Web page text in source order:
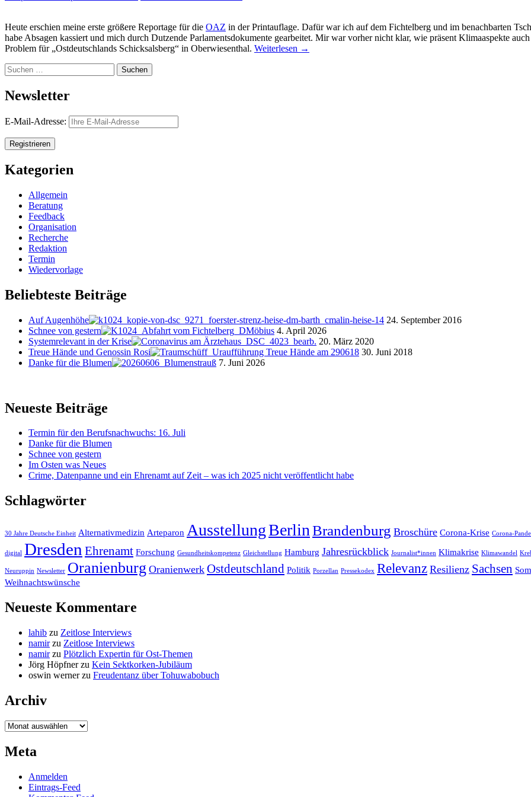
Heute erschien meine erste größere Reportage für die OAZ in der Printauflage. Dafür war ich auf dem Fichtelberg und im benachbarten
habe Absagen kassiert und mich durch Dutzende Parlamentsdokumente gearbeitet. Mir war vorher nicht klar, wie präsent Klimaaspekte
Problem für „Ostdeutschlands Schicksalsberg“ in Oberwiesenthal. Weiterlesen →
Suchen
nach:
Newsletter
E-Mail-Adresse:
Kategorien
Allgemein
Beratung
Feedback
Organisation
Recherche
Redaktion
Termin
Wiedervorlage
Beliebteste Beiträge
Auf Augenhöhe
24. September 2016
Schnee von gestern
4. April 2026
Systemrelevant in der Krise
20. März 2020
Treue Hände und Genossin Rosi
30. Juni 2018
Danke für die Blumen
7. Juni 2026
Neueste Beiträge
Termin für den Berufsnachwuchs: 16. Juli
Danke für die Blumen
Schnee von gestern
Im Osten was Neues
Crime, Datenpanne und ein Ehrenamt auf Zeit – was ich 2025 nicht veröffentlicht habe
Schlagwörter
30 Jahre Deutsche Einheit Alternativmedizin Arteparon AusstellungBerlinBrandenburg Broschüre Corona-Krise Corona-
digital Dresden Ehrenamt Forschung Gesundheitskompetenz Gleichstellung Hamburg Jahresrückblick Journalist*innen Klimakrise Klimawandel
Neuruppin Newsletter Oranienburg Oranienwerk Ostdeutschland Politik Porzellan Pressekodex Relevanz Resilienz Sachsen
Weihnachtswünsche
Neueste Kommentare
lahib zu Zeitlose Interviews
namirzu Zeitlose Interviews
namirzu Plötzlich Expertin für Ost-Themen
Jörg Höpfnerzu Kein Sektkorken-Jubiläum
oswin wernerzu Freudentanz über Tohuwabobuch
Archiv
Archiv
Meta
Anmelden
Eintrags-Feed